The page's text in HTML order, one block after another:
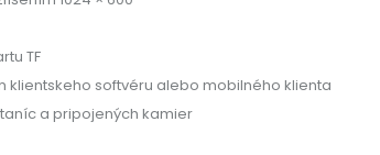
TF
softvéru alebo mobilného klienta
a pripojených kamier